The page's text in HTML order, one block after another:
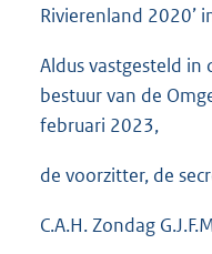
Rivierenland 2020’
Aldus vastgesteld in
bestuur van de
februari 2023,
de voorzitter, de
C.A.H. Zondag